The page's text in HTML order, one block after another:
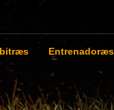
Entrenadoræs